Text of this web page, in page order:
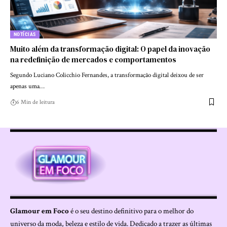
NOTÍCIAS
Muito além da transformação digital: O papel da inovação
na redefinição de mercados e comportamentos
Segundo Luciano Colicchio Fernandes, a transformação digital deixou de ser
apenas uma…
6 Min de leitura
Glamour em Focoé o seu destino definitivo para o melhor do
universo da moda, beleza e estilo de vida. Dedicado a trazer as últimas